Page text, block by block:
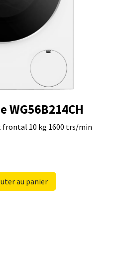
WG56B214CH
frontal 10 kg 1600 trs/min
au panier